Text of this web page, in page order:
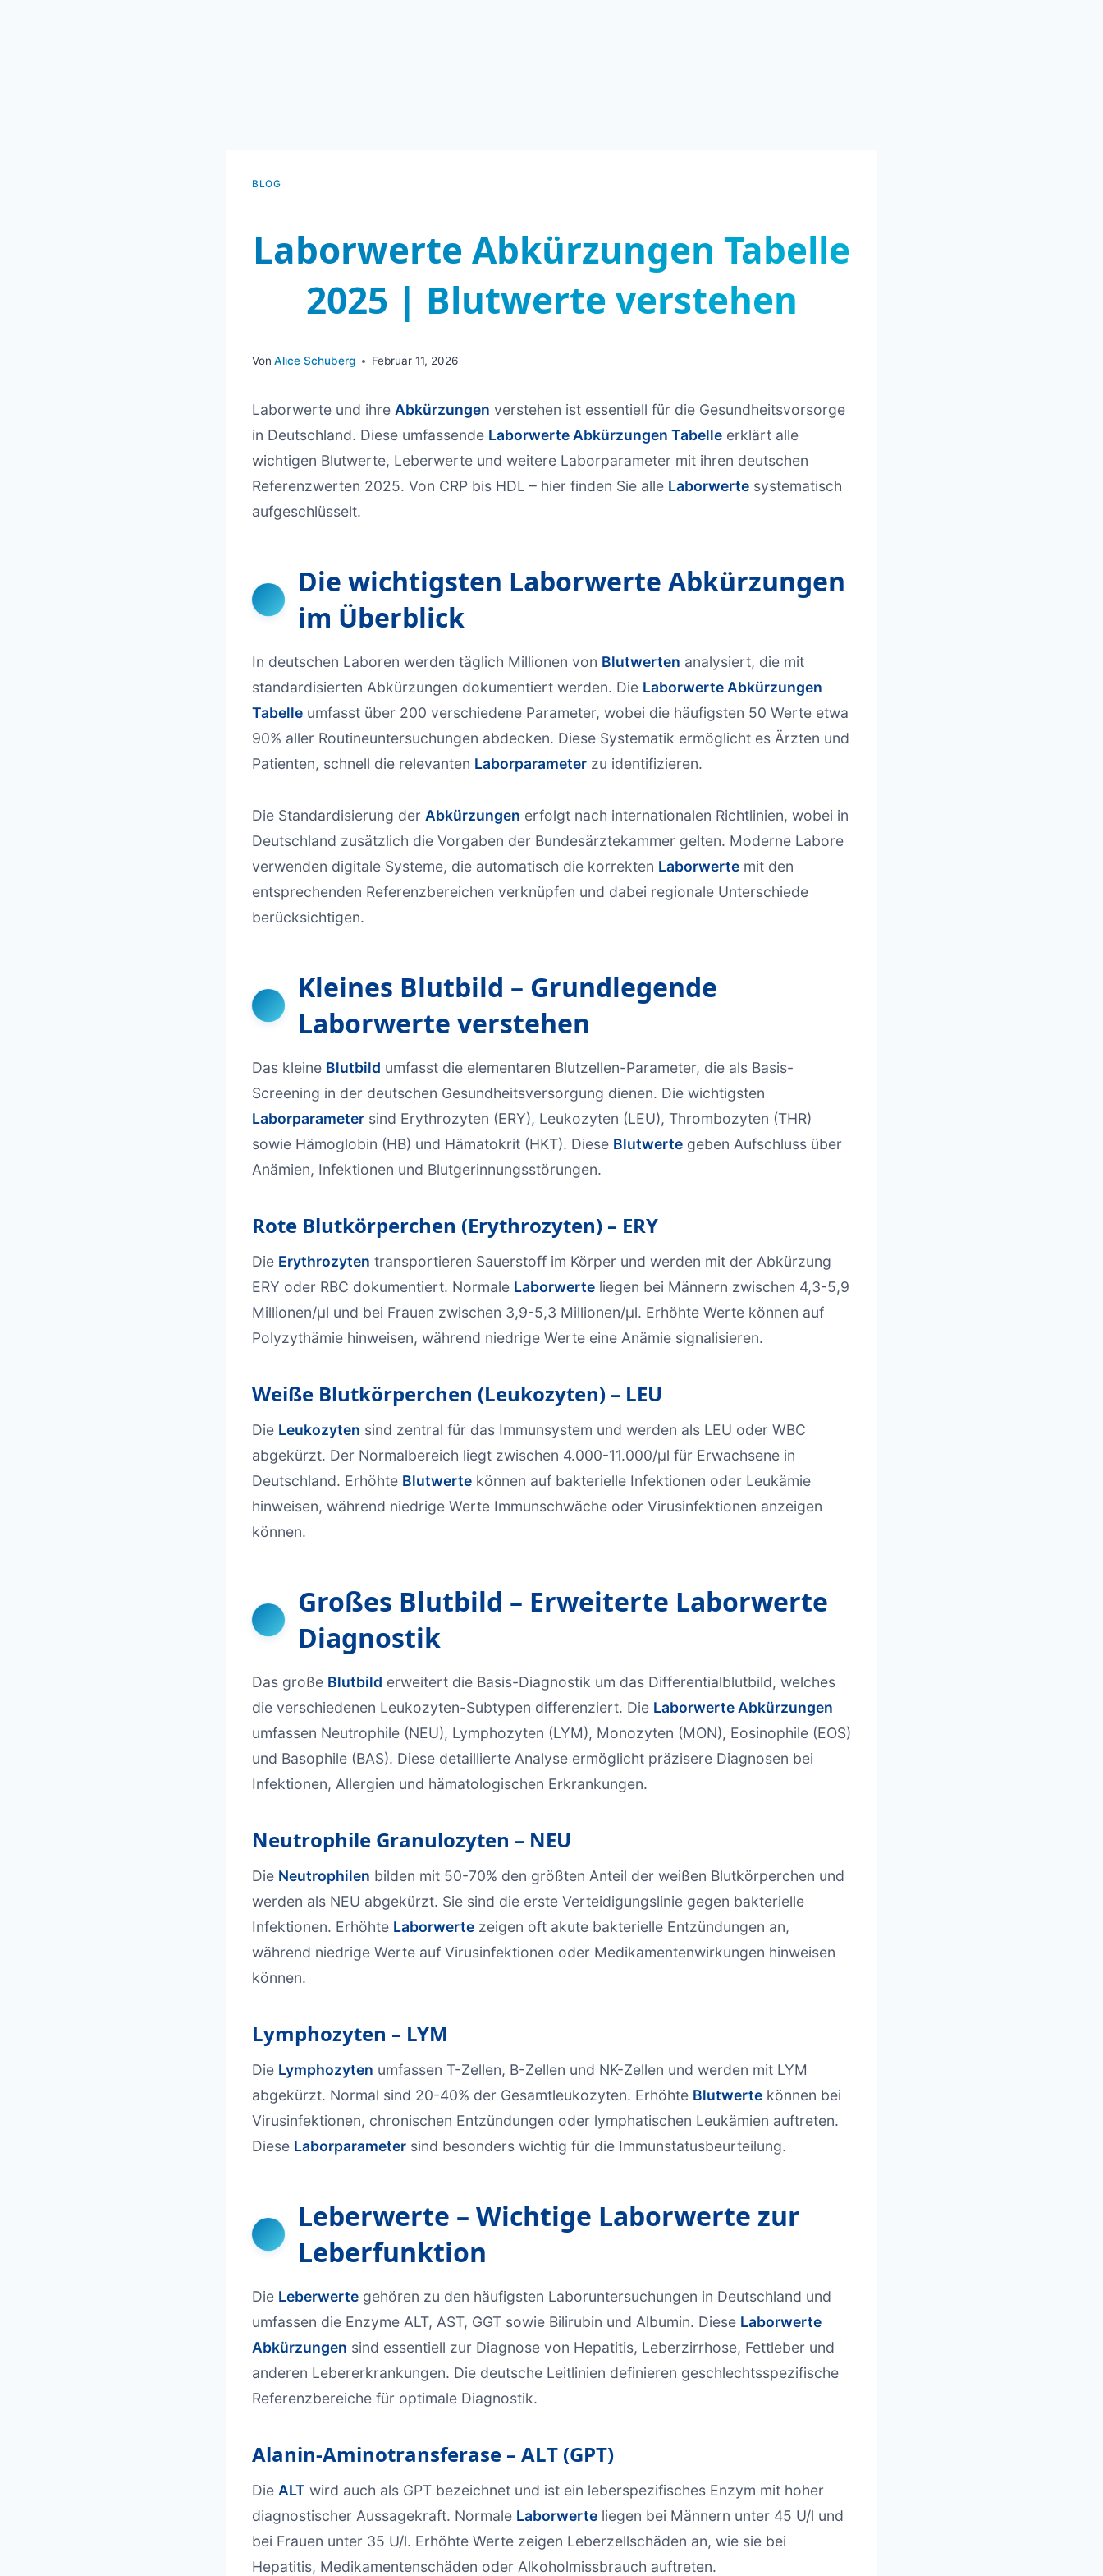
BLOG
Laborwerte Abkürzungen Tabelle
2025 | Blutwerte verstehen
Von Alice Schuberg Februar 11, 2026
Laborwerte und ihre Abkürzungen verstehen ist essentiell für die Gesundheitsvorsorge
in Deutschland. Diese umfassende Laborwerte Abkürzungen Tabelle erklärt alle
wichtigen Blutwerte, Leberwerte und weitere Laborparameter mit ihren deutschen
Referenzwerten 2025. Von CRP bis HDL – hier finden Sie alle Laborwerte systematisch
aufgeschlüsselt.
Die wichtigsten Laborwerte Abkürzungen
im Überblick
In deutschen Laboren werden täglich Millionen von Blutwerten analysiert, die mit
standardisierten Abkürzungen dokumentiert werden. Die Laborwerte Abkürzungen
Tabelle umfasst über 200 verschiedene Parameter, wobei die häufigsten 50 Werte etwa
90% aller Routineuntersuchungen abdecken. Diese Systematik ermöglicht es Ärzten und
Patienten, schnell die relevanten Laborparameter zu identifizieren.
Die Standardisierung der Abkürzungen erfolgt nach internationalen Richtlinien, wobei in
Deutschland zusätzlich die Vorgaben der Bundesärztekammer gelten. Moderne Labore
verwenden digitale Systeme, die automatisch die korrekten Laborwerte mit den
entsprechenden Referenzbereichen verknüpfen und dabei regionale Unterschiede
berücksichtigen.
Kleines Blutbild – Grundlegende
Laborwerte verstehen
Das kleine Blutbild umfasst die elementaren Blutzellen-Parameter, die als Basis-
Screening in der deutschen Gesundheitsversorgung dienen. Die wichtigsten
Laborparameter sind Erythrozyten (ERY), Leukozyten (LEU), Thrombozyten (THR)
sowie Hämoglobin (HB) und Hämatokrit (HKT). Diese Blutwerte geben Aufschluss über
Anämien, Infektionen und Blutgerinnungsstörungen.
Rote Blutkörperchen (Erythrozyten) – ERY
Die Erythrozyten transportieren Sauerstoff im Körper und werden mit der Abkürzung
ERY oder RBC dokumentiert. Normale Laborwerte liegen bei Männern zwischen 4,3-5,9
Millionen/µl und bei Frauen zwischen 3,9-5,3 Millionen/µl. Erhöhte Werte können auf
Polyzythämie hinweisen, während niedrige Werte eine Anämie signalisieren.
Weiße Blutkörperchen (Leukozyten) – LEU
Die Leukozyten sind zentral für das Immunsystem und werden als LEU oder WBC
abgekürzt. Der Normalbereich liegt zwischen 4.000-11.000/µl für Erwachsene in
Deutschland. Erhöhte Blutwerte können auf bakterielle Infektionen oder Leukämie
hinweisen, während niedrige Werte Immunschwäche oder Virusinfektionen anzeigen
können.
Großes Blutbild – Erweiterte Laborwerte
Diagnostik
Das große Blutbild erweitert die Basis-Diagnostik um das Differentialblutbild, welches
die verschiedenen Leukozyten-Subtypen differenziert. Die Laborwerte Abkürzungen
umfassen Neutrophile (NEU), Lymphozyten (LYM), Monozyten (MON), Eosinophile (EOS)
und Basophile (BAS). Diese detaillierte Analyse ermöglicht präzisere Diagnosen bei
Infektionen, Allergien und hämatologischen Erkrankungen.
Neutrophile Granulozyten – NEU
Die Neutrophilen bilden mit 50-70% den größten Anteil der weißen Blutkörperchen und
werden als NEU abgekürzt. Sie sind die erste Verteidigungslinie gegen bakterielle
Infektionen. Erhöhte Laborwerte zeigen oft akute bakterielle Entzündungen an,
während niedrige Werte auf Virusinfektionen oder Medikamentenwirkungen hinweisen
können.
Lymphozyten – LYM
Die Lymphozyten umfassen T-Zellen, B-Zellen und NK-Zellen und werden mit LYM
abgekürzt. Normal sind 20-40% der Gesamtleukozyten. Erhöhte Blutwerte können bei
Virusinfektionen, chronischen Entzündungen oder lymphatischen Leukämien auftreten.
Diese Laborparameter sind besonders wichtig für die Immunstatusbeurteilung.
Leberwerte – Wichtige Laborwerte zur
Leberfunktion
Die Leberwerte gehören zu den häufigsten Laboruntersuchungen in Deutschland und
umfassen die Enzyme ALT, AST, GGT sowie Bilirubin und Albumin. Diese Laborwerte
Abkürzungen sind essentiell zur Diagnose von Hepatitis, Leberzirrhose, Fettleber und
anderen Lebererkrankungen. Die deutsche Leitlinien definieren geschlechtsspezifische
Referenzbereiche für optimale Diagnostik.
Alanin-Aminotransferase – ALT (GPT)
Die ALT wird auch als GPT bezeichnet und ist ein leberspezifisches Enzym mit hoher
diagnostischer Aussagekraft. Normale Laborwerte liegen bei Männern unter 45 U/l und
bei Frauen unter 35 U/l. Erhöhte Werte zeigen Leberzellschäden an, wie sie bei
Hepatitis, Medikamentenschäden oder Alkoholmissbrauch auftreten.